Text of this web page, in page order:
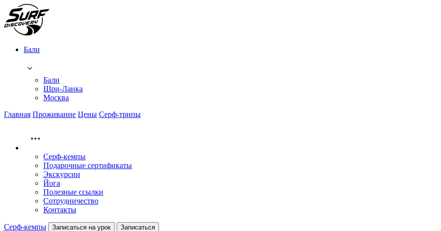
Бали
Бали
Шри-Ланка
Москва
Главная Проживание Цены Серф-трипы
Серф-кемпы
Подарочные сертификаты
Экскурсии
Йога
Полезные ссылки
Сотрудничество
Контакты
Серф-кемпы Записаться на урок Записаться